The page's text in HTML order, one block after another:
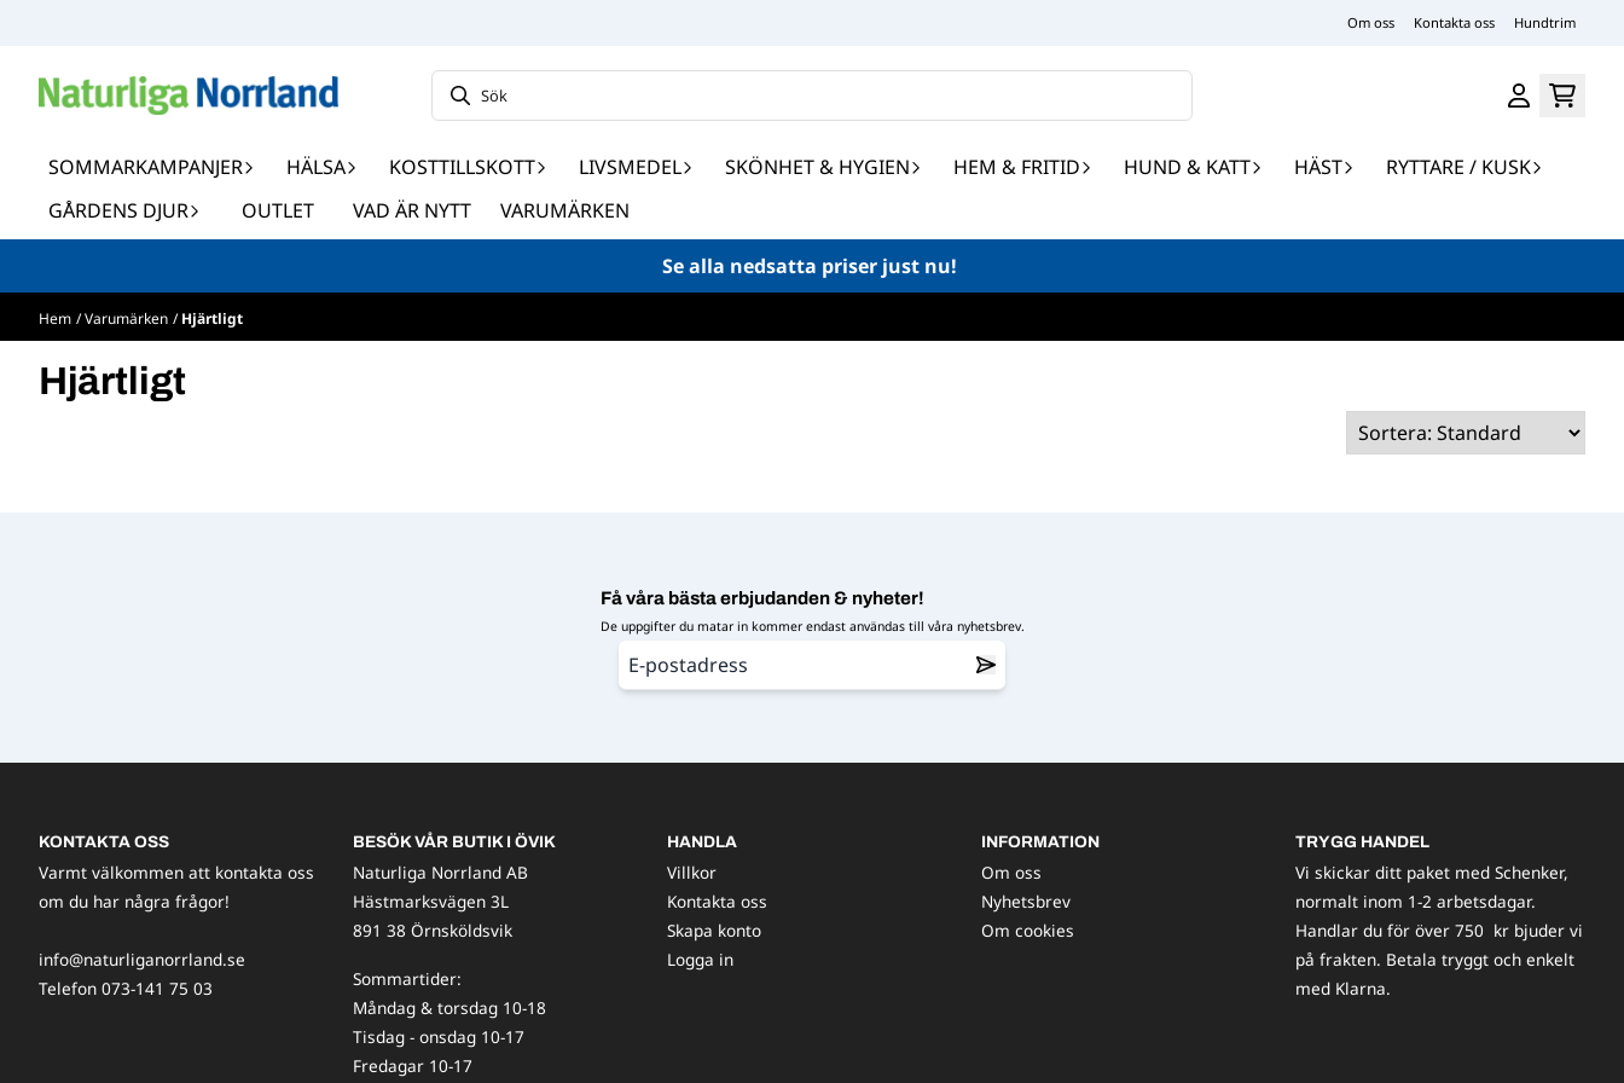
Om oss Kontakta oss Hundtrim
SOMMARKAMPANJER HÄLSA KOSTTILLSKOTT LIVSMEDEL SKÖNHET & HYGIEN HEM & FRITID HUND & KATT HÄST
RYTTARE / KUSK
GÅRDENS DJUR
OUTLET VAD ÄR NYTT VARUMÄRKEN
Se alla nedsatta priser just nu!
Hem /Varumärken /Hjärtligt
Hjärtligt
Få våra bästa erbjudanden & nyheter!
De uppgifter du matar in kommer endast användas till våra nyhetsbrev.
KONTAKTA OSS
Varmt välkommen att kontakta oss
om du har några frågor!
info@naturliganorrland.se
Telefon 073-141 75 03
BESÖK VÅR BUTIK I ÖVIK
Naturliga Norrland AB
Hästmarksvägen 3L
891 38 Örnsköldsvik
Sommartider:
Måndag & torsdag 10-18
Tisdag - onsdag 10-17
Fredagar 10-17
HANDLA
Villkor
Kontakta oss
Skapa konto
Logga in
INFORMATION
Om oss
Nyhetsbrev
Om cookies
TRYGG HANDEL
Vi skickar ditt paket med Schenker,
normalt inom 1-2 arbetsdagar.
Handlar du för över 750 kr bjuder vi
på frakten. Betala tryggt och enkelt
med Klarna.